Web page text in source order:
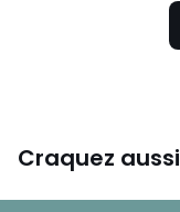
Craquez